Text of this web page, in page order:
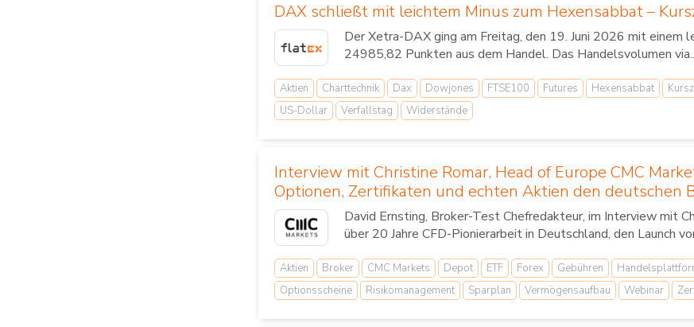
DAX schließt mit leichtem Minus zum Hexensabbat –
Der Xetra-DAX ging am Freitag, den 19. Juni 2026 mit einem
24985,82 Punkten aus dem Handel. Das Handelsvolumen
Aktien Charttechnik Dax Dowjones FTSE100 Futures Hexensabbat
US-Dollar
Verfallstag Widerstände
Interview mit Christine Romar, Head of Europe CMC
Optionen, Zertifikaten und echten Aktien den deutschen
David Ernsting, Broker-Test Chefredakteur, im Interview mit
über 20 Jahre CFD-Pionierarbeit in Deutschland, den Launch
Aktien Broker CMC Markets Depot ETF Forex Gebühren
Optionsscheine
Risikomanagement Sparplan Vermögensaufbau Webinar